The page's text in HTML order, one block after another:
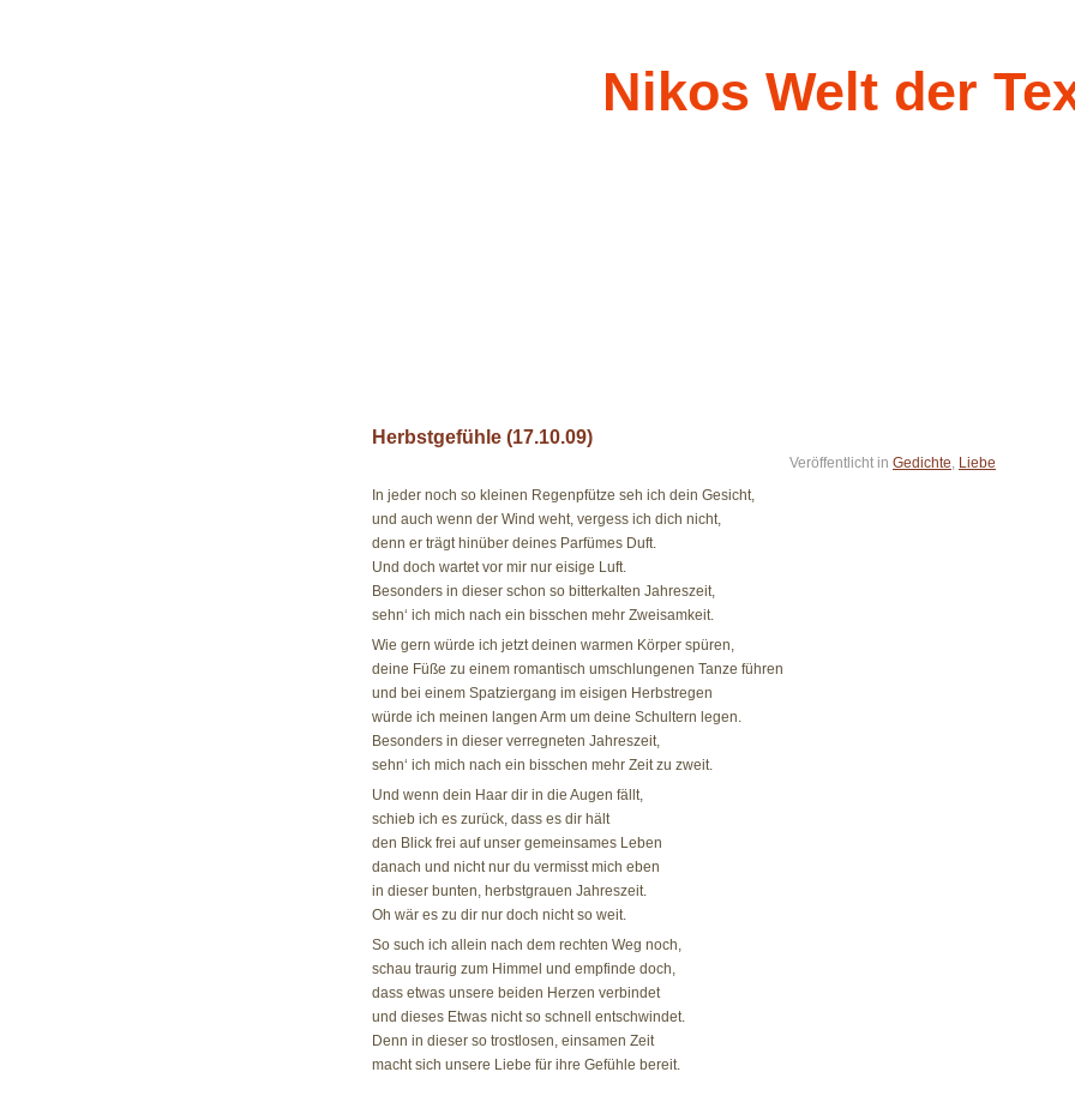
Nikos Welt der
Herbstgefühle (17.10.09)
Veröffentlicht in Gedichte, Liebe
In jeder noch so kleinen Regenpfütze seh ich dein Gesicht,
und auch wenn der Wind weht, vergess ich dich nicht,
denn er trägt hinüber deines Parfümes Duft.
Und doch wartet vor mir nur eisige Luft.
Besonders in dieser schon so bitterkalten Jahreszeit,
sehn‘ ich mich nach ein bisschen mehr Zweisamkeit.
Wie gern würde ich jetzt deinen warmen Körper spüren,
deine Füße zu einem romantisch umschlungenen Tanze führen
und bei einem Spatziergang im eisigen Herbstregen
würde ich meinen langen Arm um deine Schultern legen.
Besonders in dieser verregneten Jahreszeit,
sehn‘ ich mich nach ein bisschen mehr Zeit zu zweit.
Und wenn dein Haar dir in die Augen fällt,
schieb ich es zurück, dass es dir hält
den Blick frei auf unser gemeinsames Leben
danach und nicht nur du vermisst mich eben
in dieser bunten, herbstgrauen Jahreszeit.
Oh wär es zu dir nur doch nicht so weit.
So such ich allein nach dem rechten Weg noch,
schau traurig zum Himmel und empfinde doch,
dass etwas unsere beiden Herzen verbindet
und dieses Etwas nicht so schnell entschwindet.
Denn in dieser so trostlosen, einsamen Zeit
macht sich unsere Liebe für ihre Gefühle bereit.